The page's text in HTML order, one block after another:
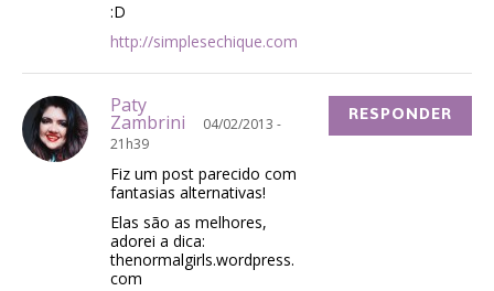
:D
http://simplesechique.com
Paty
Zambrini
04/02/2013 -
21h39
Fiz um post parecido com
fantasias alternativas!
Elas são as melhores,
adorei a dica:
thenormalgirls.wordpress.
com
RESPONDER